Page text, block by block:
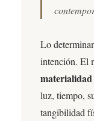
Lo
intención. El
materialidad
luz, tiempo,
tangibilidad